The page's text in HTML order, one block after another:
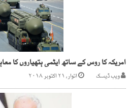
امریکہ کا روس کے ساتھ ایٹمی ہتھیاروں کا
ویب ڈیسک اتوار, ۲۱ اکتوبر ۲۰۱۸